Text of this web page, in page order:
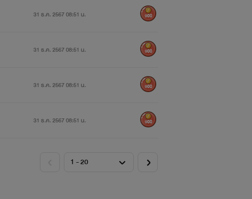
31 ธ.ค. 2567 08:51 น. 900
31 ธ.ค. 2567 08:51 น. 900
31 ธ.ค. 2567 08:51 น. 900
31 ธ.ค. 2567 08:51 น. 900